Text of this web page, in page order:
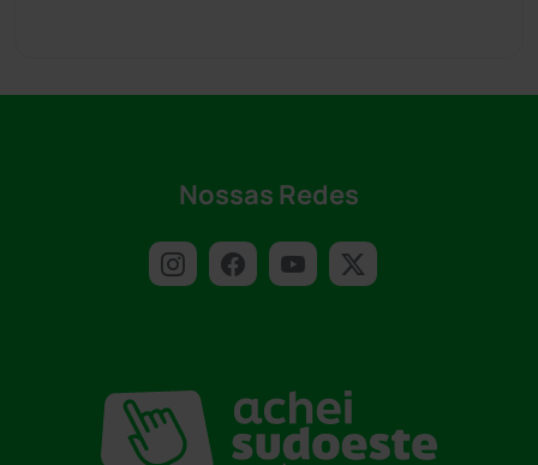
Nossas Redes